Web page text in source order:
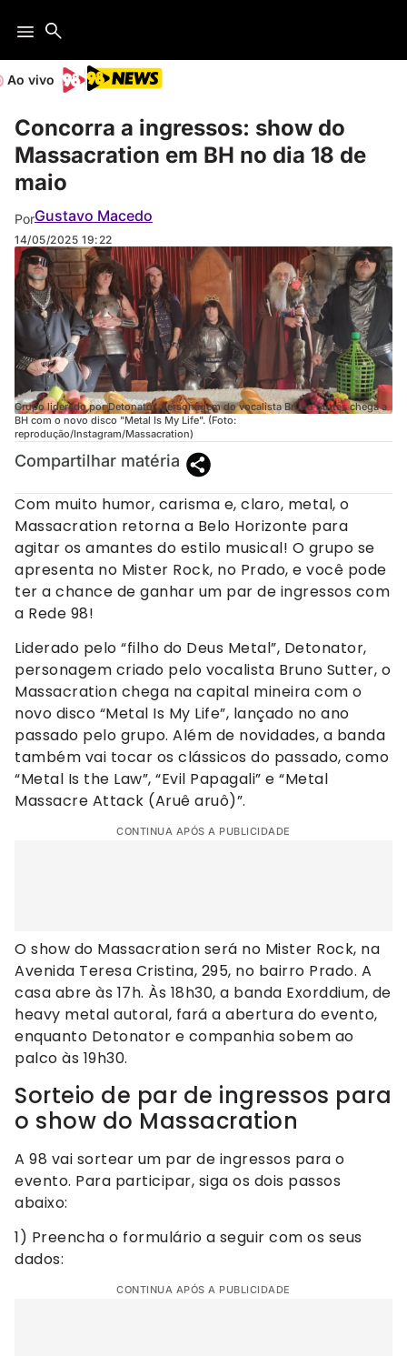
Ao vivo
Concorra a ingressos: show do
Massacration em BH no dia 18 de
maio
PorGustavo Macedo
14/05/2025 19:22
Grupo liderado por Detonator, personagem do vocalista Bruno Sutter, chega a
BH com o novo disco "Metal Is My Life". (Foto:
reprodução/Instagram/Massacration)
Compartilhar matéria
Com muito humor, carisma e, claro, metal, o
Massacration retorna a Belo Horizonte para
agitar os amantes do estilo musical! O grupo se
apresenta no Mister Rock, no Prado, e você pode
ter a chance de ganhar um par de ingressos com
a Rede 98!
Liderado pelo “filho do Deus Metal”, Detonator,
personagem criado pelo vocalista Bruno Sutter, o
Massacration chega na capital mineira com o
novo disco “Metal Is My Life”, lançado no ano
passado pelo grupo. Além de novidades, a banda
também vai tocar os clássicos do passado, como
“Metal Is the Law”, “Evil Papagali” e “Metal
Massacre Attack (Aruê aruô)”.
CONTINUA APÓS A PUBLICIDADE
O show do Massacration será no Mister Rock, na
Avenida Teresa Cristina, 295, no bairro Prado. A
casa abre às 17h. Às 18h30, a banda Exorddium, de
heavy metal autoral, fará a abertura do evento,
enquanto Detonator e companhia sobem ao
palco às 19h30.
Sorteio de par de ingressos para
o show do Massacration
A 98 vai sortear um par de ingressos para o
evento. Para participar, siga os dois passos
abaixo:
1) Preencha o formulário a seguir com os seus
dados:
CONTINUA APÓS A PUBLICIDADE